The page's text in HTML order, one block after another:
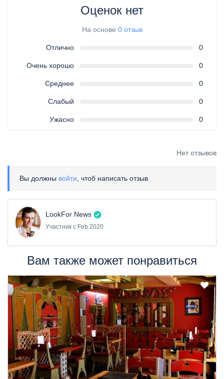
Оценок нет
На основе 0 отзыв
Отлично 0
Очень хорошо 0
Среднее 0
Слабый 0
Ужасно 0
Нет отзывов
Вы должны войти , чтоб написать отзыв
LookFor News
Участник с Feb 2020
Вам также может понравиться